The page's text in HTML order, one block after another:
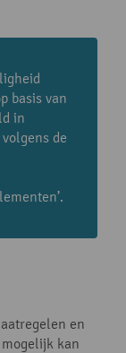
basis van
in
de
en
kan